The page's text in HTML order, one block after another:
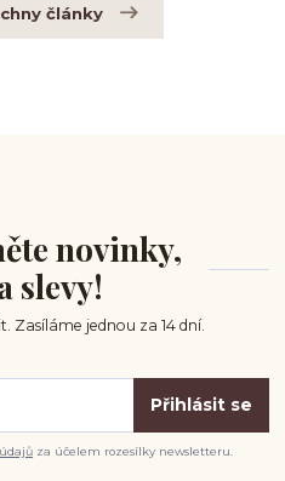
články
novinky,
slevy!
Zasíláme jednou za 14 dní.
Přihlásit se
za účelem rozesílky newsletteru.